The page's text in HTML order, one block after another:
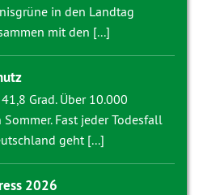
in den Landtag
mit den [...]
Grad. Über 10.000
Fast jeder Todesfall
geht [...]
2026